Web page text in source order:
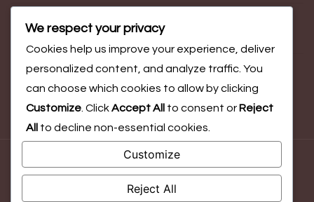
Ceny za výzvu události
Odměny za Battle Pass
We respect your privacy
Cookies help us improve your experience, deliver
personalized content, and analyze traffic. You
can choose which cookies to allow by clicking
Customize . ClickAccept All to consent or Reject
All
to decline non-essential cookies.
Customize
Reject All